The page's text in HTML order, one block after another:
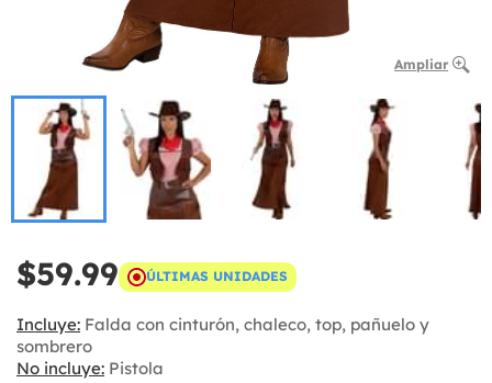
Ampliar
$59.99 ÚLTIMAS UNIDADES
Incluye: Falda con cinturón, chaleco, top, pañuelo y
sombrero
No incluye: Pistola